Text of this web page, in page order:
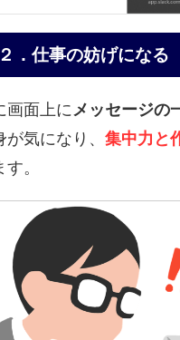
．仕事の妨げになる
画面上に メッセージの
気になり、 集中力と
。